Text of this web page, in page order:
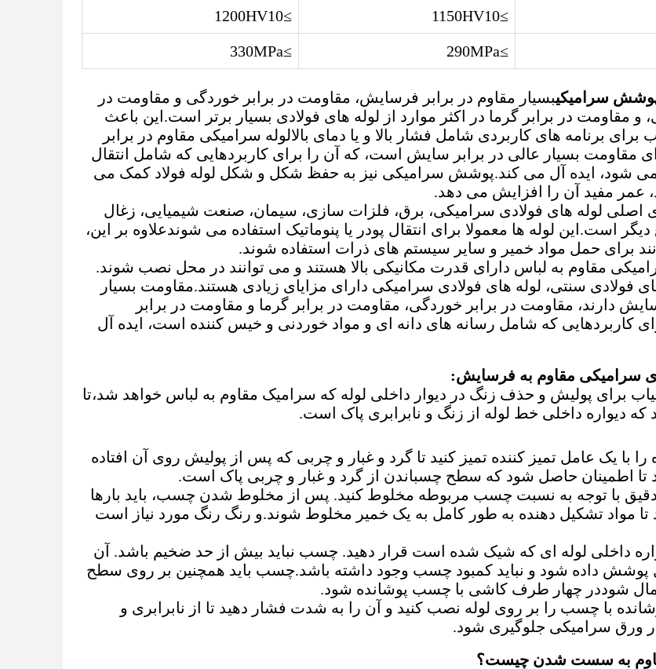
≥1150HV10
≥1200HV10
≥290MPa
≥330MPa
سرامیکیبسیار مقاوم در برابر فرسایش، مقاومت در برابر خوردگی و مقاومت در
و مقاومت در برابر گرما در اکثر موارد از لوله های فولادی بسیار برتر است.این باعث
برنامه های کاربردی شامل فشار بالا و یا دمای بالالوله سرامیکی مقاوم در برابر
مقاومت بسیار عالی در برابر سایش است، که آن را برای کاربردهایی که شامل انتقال
شود، ایده آل می کند.پوشش سرامیکی نیز به حفظ شکل و شکل لوله فولاد کمک می
عمر مفید آن را افزایش می دهد.
اصلی لوله های فولادی سرامیکی، برق، فلزات سازی، سیمان، صنعت شیمیایی، زغال
است.این لوله ها معمولا برای انتقال پودر یا پنوماتیک استفاده می شوندعلاوه بر این،
برای حمل مواد خمیر و سایر سیستم های ذرات استفاده شوند.
مقاوم به لباس دارای قدرت مکانیکی بالا هستند و می توانند در محل نصب شوند.
فولادی سنتی، لوله های فولادی سرامیکی دارای مزایای زیادی هستند.مقاومت بسیار
دارند، مقاومت در برابر خوردگی، مقاومت در برابر گرما و مقاومت در برابر
کاربردهایی که شامل رسانه های دانه ای و مواد خوردنی و خیس کننده است، ایده آل
های سرامیکی مقاوم به فرسایش:
برای پولیش و حذف زنگ در دیوار داخلی لوله که سرامیک مقاوم به لباس خواهد شد،تا
دیواره داخلی خط لوله از زنگ و نابرابری پاک است.
با یک عامل تمیز کننده تمیز کنید تا گرد و غبار و چربی که پس از پولیش روی آن افتاده
تا اطمینان حاصل شود که سطح چسباندن از گرد و غبار و چربی پاک است.
با توجه به نسبت چسب مربوطه مخلوط کنید. پس از مخلوط شدن چسب، باید بارها
تا مواد تشکیل دهنده به طور کامل به یک خمیر مخلوط شوند.و رنگ رنگ مورد نیاز است
داخلی لوله ای که شیک شده است قرار دهید. چسب نباید بیش از حد ضخیم باشد. آن
پوشش داده شود و نباید کمبود چسب وجود داشته باشد.چسب باید همچنین بر روی سطح
شوددر چهار طرف کاشی با چسب پوشانده شود.
با چسب را بر روی لوله نصب کنید و آن را به شدت فشار دهید تا از نابرابری و
ورق سرامیکی جلوگیری شود.
به سست شدن چيست؟